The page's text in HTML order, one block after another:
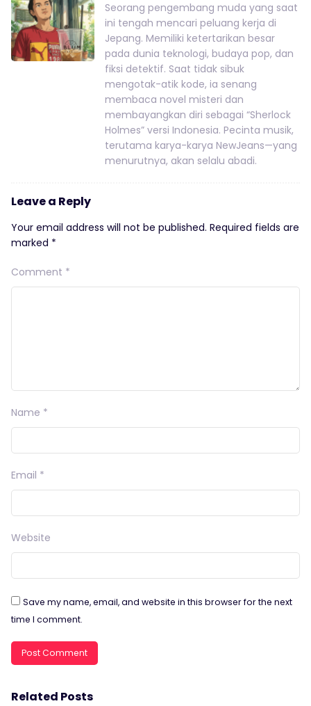
Seorang pengembang muda yang saat
ini tengah mencari peluang kerja di
Jepang. Memiliki ketertarikan besar
pada dunia teknologi, budaya pop, dan
fiksi detektif. Saat tidak sibuk
mengotak-atik kode, ia senang
membaca novel misteri dan
membayangkan diri sebagai “Sherlock
Holmes” versi Indonesia. Pecinta musik,
terutama karya-karya NewJeans—yang
menurutnya, akan selalu abadi.
Leave a Reply
Your email address will not be published. Required fields are
marked *
Comment *
Name *
Email *
Website
Save my name, email, and website in this browser for the next
time I comment.
Related Posts